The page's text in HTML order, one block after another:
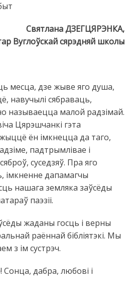
Святлана ДЗЕГЦЯРЭНКА,
Вуглоўскай сярэдняй школы
месца, дзе жыве яго душа,
навучылі сябраваць,
называецца малой радзімай.
Цярэшчанкі гэта
ён імкнецца да таго,
падтрымлівае і
суседзяў. Пра яго
імкненне дапамагчы
нашага земляка заўсёды
паэзіі.
жаданы госць і верны
раённай бібліятэкі. Мы
з ім сустрэч.
Сонца, дабра, любові і